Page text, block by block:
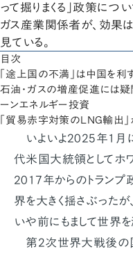
って掘りまくる」政策につ
ガス産業関係者が、効果
見ている。
目次
「途上国の不満」は中国を利
石油・ガスの増産促進には疑
ーンエネルギー投資
「貿易赤字対策のLNG輸出
いよいよ2025年1月に
代米国大統領としてホワ
2017年からのトランプ
界を大きく揺さぶったが
いや前にもまして世界を
第2次世界大戦後の